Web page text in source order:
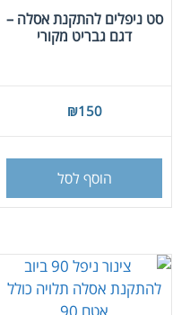
סט ניפלים להתקנת אסלה –
דגם גבריט מקורי
₪150
הוסף לסל